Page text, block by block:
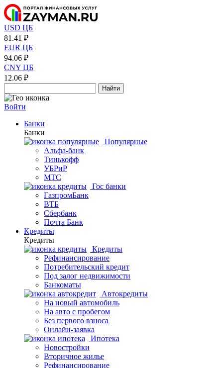
USD ЦБ
81.41 ₽
EUR ЦБ
94.06 ₽
CNY ЦБ
12.06 ₽
Найти
Войти
Банки
Банки
Популярные
Альфа-банк
Тинькофф
УБРиР
МТС
Гос банки
ГазпромБанк
ВТБ
Сбербанк
Почта Банк
Кредиты
Кредиты
Кредиты
Рефинансирование
Потребительский кредит
Под залог недвижимости
Банкоматы
Автокредиты
На новый автомобиль
На авто с пробегом
Без первого взноса
Онлайн-заявка
Ипотека
Новостройки
Вторичное жилье
Рефинансирование